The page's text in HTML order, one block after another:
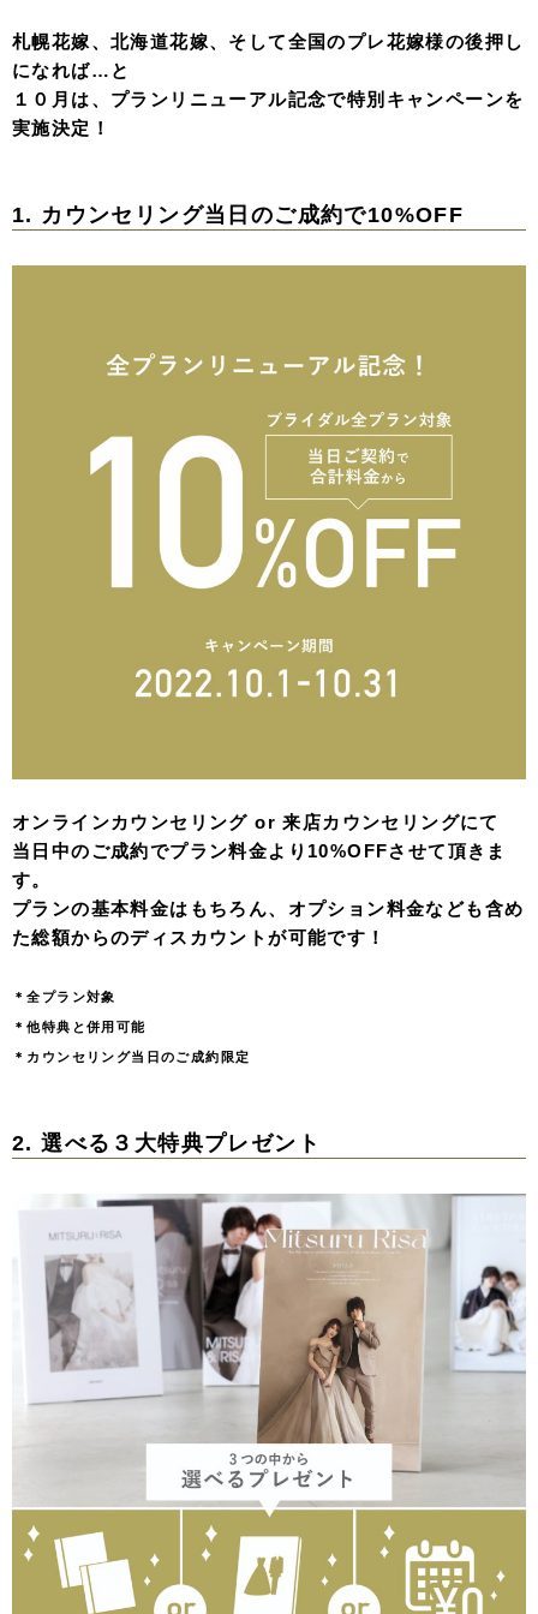
札幌花嫁、北海道花嫁、そして全国のプレ花嫁様の後押し
になれば…と
１０月は、プランリニューアル記念で特別キャンペーンを
実施決定！
1. カウンセリング当日のご成約で10%OFF
オンラインカウンセリング or 来店カウンセリングにて
当日中のご成約でプラン料金より10%OFFさせて頂きま
す。
プランの基本料金はもちろん、オプション料金なども含め
た総額からのディスカウントが可能です！
＊全プラン対象
＊他特典と併用可能
＊カウンセリング当日のご成約限定
2. 選べる３大特典プレゼント